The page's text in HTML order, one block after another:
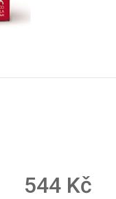
544 Kč